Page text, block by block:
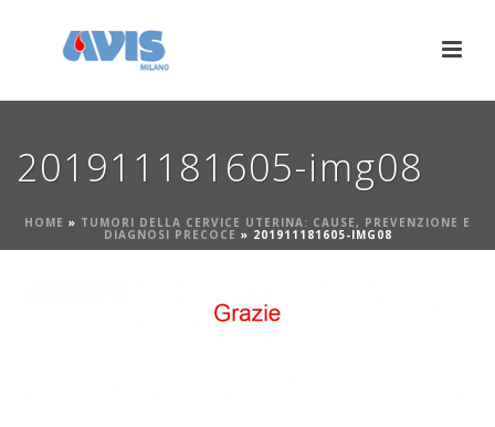
201911181605-img08
HOME » TUMORI DELLA CERVICE UTERINA: CAUSE, PREVENZIONE E
DIAGNOSI PRECOCE » 201911181605-IMG08